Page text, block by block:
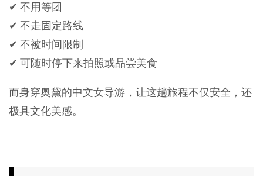
✔ 不用等团
✔ 不走固定路线
✔ 不被时间限制
✔ 可随时停下来拍照或品尝美食
而身穿奥黛的中文女导游，让这趟旅程不仅安全，还
极具文化美感。